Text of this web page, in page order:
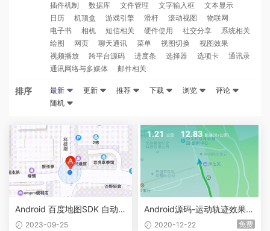
插件机制
数据库 文件管理 文字输入框
文本显示
日历
机顶盒 游戏引擎 滑杆 滚动视图
物联网
电子书
相机 短信相关 硬件使用 社交分享
系统相关
绘图
网页 聊天通讯 菜单 视图切换
视图效果
视频播放
跨平台源码 进度条 选择器 选项卡
通讯录
通讯网络与多媒体
邮件相关
排序 最新 更新 推荐 下载 浏览
评论
随机
Android 百度地图SDK 自动
定位、标记定位
2023-09-25
Android源码-运动轨迹效果源
码 2020-12-22 免费